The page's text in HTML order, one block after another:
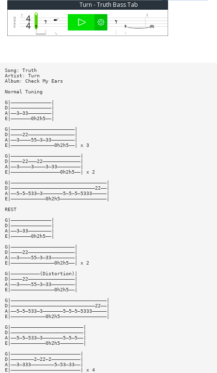
Turn - Truth Bass Tab
Song: Truth
Artist: Turn
Album: Check My Ears
Normal Tuning
G|——————————————|
D|——————————————|
A|——3—33————————|
E|———————0h2h5——|
G|——————————————————————|
D|————22————————————————|
A|——3————55—3—33————————|
E|———————————————0h2h5——| x 3
G|————————————————————————|
D|————22———22—————————————|
A|——3————3————3—33————————|
E|—————————————————0h2h5——| x 2
G|—————————————————————————————————|
D|—————————————————————————————22——|
A|——5—5—533—3———————5—5—5—5333—————|
E|————————————0h2h5————————————————|
REST
G|——————————————|
D|——————————————|
A|——3—33————————|
E|———————0h2h5——|
G|——————————————————————|
D|————22————————————————|
A|——3————55—3—33————————|
E|———————————————0h2h5——| x 2
G|——————————(Distortion)|
D|————22————————————————|
A|——3————55—3—33————————|
E|———————————————0h2h5——|
G|—————————————————————————————————|
D|—————————————————————————————22——|
A|——5—5—533—3———————5—5—5—5333—————|
E|————————————0h2h5————————————————|
G|—————————————————————————|
D|—————————————————————————|
A|——5—5—533—3———————5—5—5——|
E|————————————0h2h5————————|
G|————————————————————————|
D|————————2—22—2——————————|
A|——3—333————————5—53—33——|
E|————————————————————————| x 4